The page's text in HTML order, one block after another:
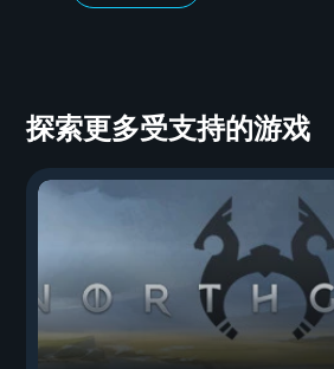
探索更多受支持的游戏